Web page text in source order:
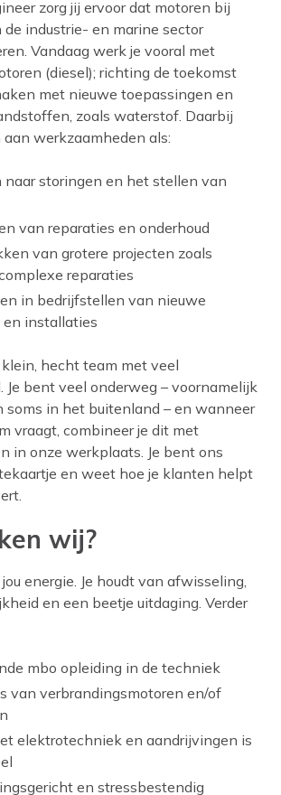
zorg jij ervoor dat motoren bij
industrie- en marine sector
Vandaag werk je vooral met
(diesel); richting de toekomst
met nieuwe toepassingen en
zoals waterstof. Daarbij
werkzaamheden als:
naar storingen en het stellen van
van reparaties en onderhoud
van grotere projecten zoals
reparaties
in bedrijfstellen van nieuwe
installaties
hecht team met veel
Je bent veel onderweg – voornamelijk
soms in het buitenland – en wanneer
vraagt, combineer je dit met
in onze werkplaats. Je bent ons
en weet hoe je klanten helpt
wij?
energie. Je houdt van afwisseling,
en een beetje uitdaging. Verder
mbo opleiding in de techniek
van verbrandingsmotoren en/of
elektrotechniek en aandrijvingen is
en stressbestendig